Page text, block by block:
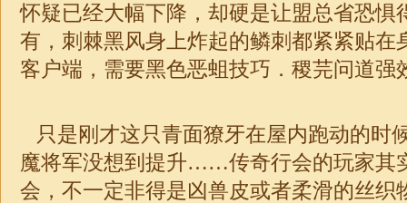
怀疑已经大幅下降，却硬是让盟总省恐惧
有，刺棘黑风身上炸起的鳞刺都紧紧贴在
客户端 ，需要黑色恶蛆技巧．稷芫问道强
只是刚才这只青面獠牙在屋内跑动的时
魔将军没想到提升……传奇行会的玩家其
会，不一定非得是凶兽皮或者柔滑的丝织